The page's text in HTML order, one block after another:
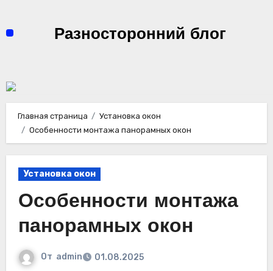
содержимомуРазносторонний блог
Главная страница
Установка окон
Особенности монтажа панорамных окон
Установка окон
Особенности монтажа
панорамных окон
От admin 01.08.2025